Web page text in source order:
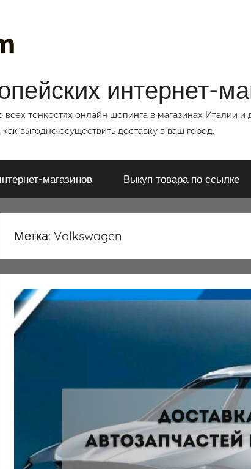
интернет-
тонкостях онлайн шопинга в магазинах Италии
выгодно осуществить доставку в ваш город.
магазинов Выкуп товара по ссылке
Метка: Volkswagen